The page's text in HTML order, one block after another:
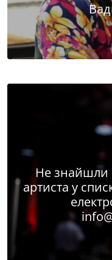
Не знайшли
артиста у